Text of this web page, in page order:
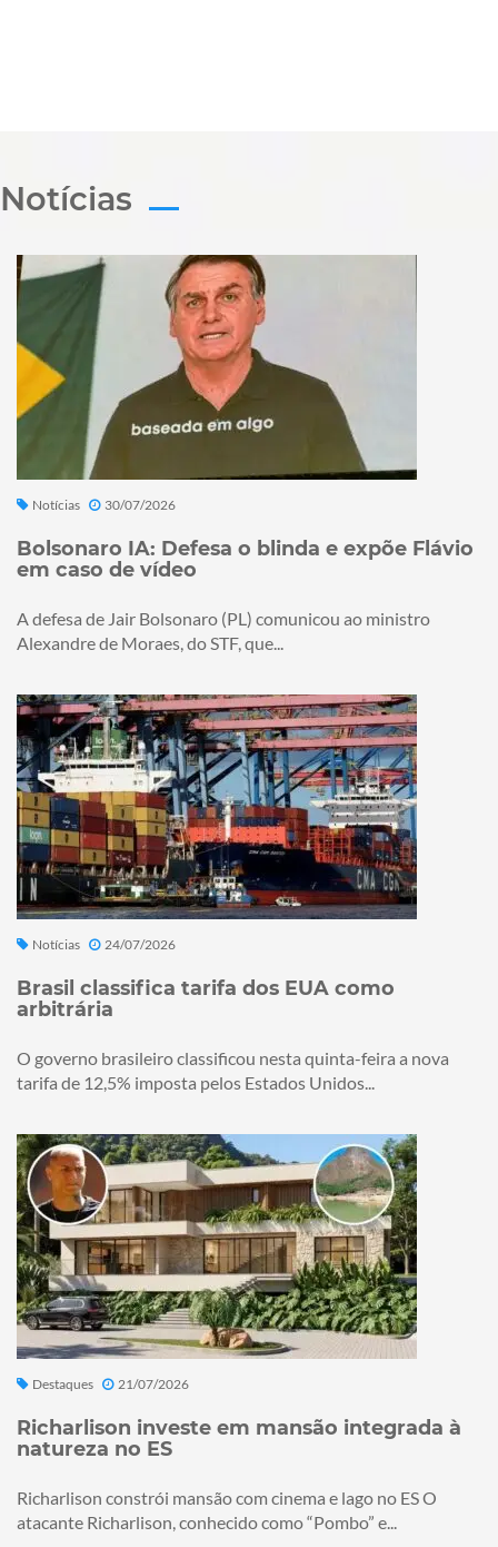
Notícias
Notícias 30/07/2026
Bolsonaro IA: Defesa o blinda e expõe Flávio
em caso de vídeo
A defesa de Jair Bolsonaro (PL) comunicou ao ministro
Alexandre de Moraes, do STF, que...
Notícias 24/07/2026
Brasil classifica tarifa dos EUA como
arbitrária
O governo brasileiro classificou nesta quinta-feira a nova
tarifa de 12,5% imposta pelos Estados Unidos...
Destaques 21/07/2026
Richarlison investe em mansão integrada à
natureza no ES
Richarlison constrói mansão com cinema e lago no ES O
atacante Richarlison, conhecido como “Pombo” e...